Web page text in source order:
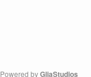
Powered by GliaStudios